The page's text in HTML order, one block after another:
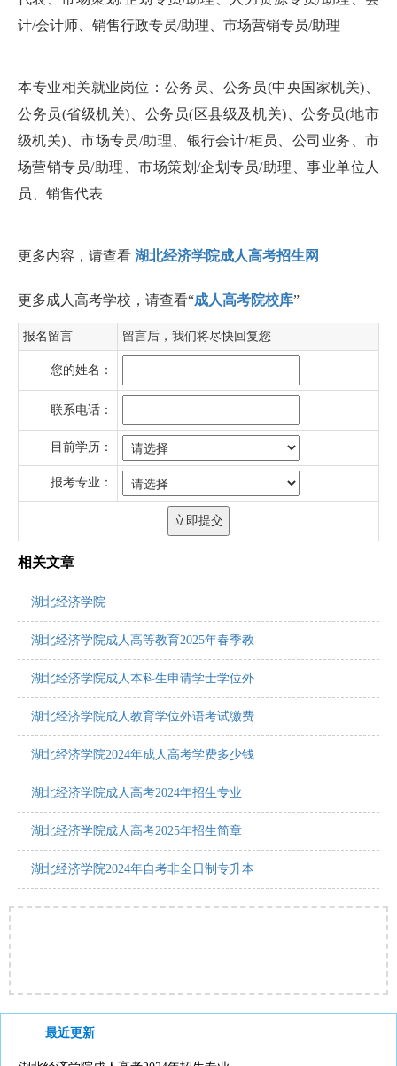
计/会计师、销售行政专员/助理、市场营销专员/助理
本专业相关就业岗位：公务员、公务员(中央国家机关)、
公务员(省级机关)、公务员(区县级及机关)、公务员(地市
级机关)、市场专员/助理、银行会计/柜员、公司业务、市
场营销专员/助理、市场策划/企划专员/助理、事业单位人
员、销售代表
更多内容，请查看 湖北经济学院成人高考招生网
更多成人高考学校，请查看“成人高考院校库”
报名留言 留言后，我们将尽快回复您
您的姓名：
联系电话：
目前学历：
报考专业：
相关文章
湖北经济学院
湖北经济学院成人高等教育2025年春季教
湖北经济学院成人本科生申请学士学位外
湖北经济学院成人教育学位外语考试缴费
湖北经济学院2024年成人高考学费多少钱
湖北经济学院成人高考2024年招生专业
湖北经济学院成人高考2025年招生简章
湖北经济学院2024年自考非全日制专升本
最近更新